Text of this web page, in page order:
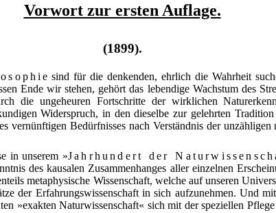
Vorwort zur ersten Auflage.
(1899).
sind für die denkenden, ehrlich die Wahrheit
Ende wir stehen, gehört das lebendige Wachstum des
die ungeheuren Fortschritte der wirklichen
Widerspruch, in den dieselbe zur gelehrten
vernünftigen Bedürfnisses nach Verständnis der
in unserem »Jahrhundert der
des kausalen Zusammenhanges aller einzelnen
metaphysische Wissenschaft, welche auf unseren
der Erfahrungswissenschaft in sich aufzunehmen. Und
»exakten Naturwissenschaft« sich mit der speziellen